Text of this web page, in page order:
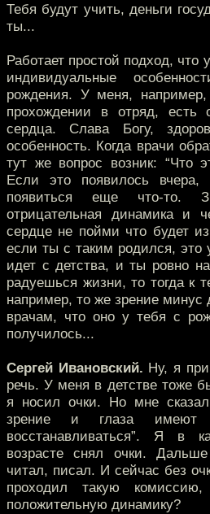
Тебя будут учить, деньги
ты...
Работает простой подход, что
индивидуальные
рождения. У меня,
прохождении в отряд, есть
сердца. Слава Богу,
особенность. Когда врачи
тут же вопрос возник: “Что
Если это появилось вчера,
появиться еще что-то.
отрицательная динамика и
сердце не пойми что будет
если ты с таким родился, это
идет с детства, и ты ровно
радуешься жизни, то тогда к
например, то же зрение
врачам, что оно у тебя с
получилось...
Сергей Ивановский. Ну, я
речь. У меня в детстве тоже
я носил очки. Но мне
зрение и глаза имеют
восстанавливаться”. Я в
возрасте снял очки.
читал, писал. И сейчас без
проходил такую
положительную динамику?